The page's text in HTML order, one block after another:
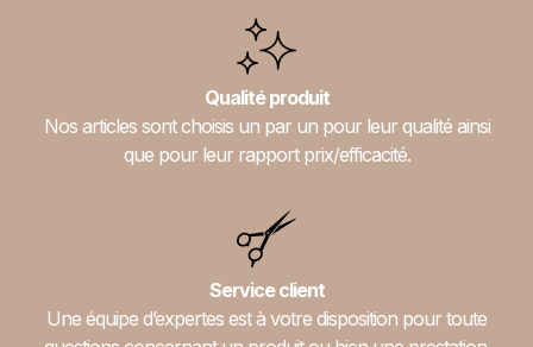
Qualité produit
Nos articles sont choisis un par un pour leur qualité ainsi
que pour leur rapport prix/efficacité.
Service client
Une équipe d’expertes est à votre disposition pour toute